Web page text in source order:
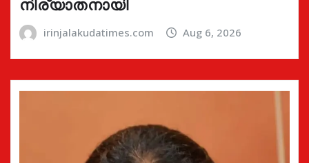
irinjalakudatimes.com Aug 6, 2026